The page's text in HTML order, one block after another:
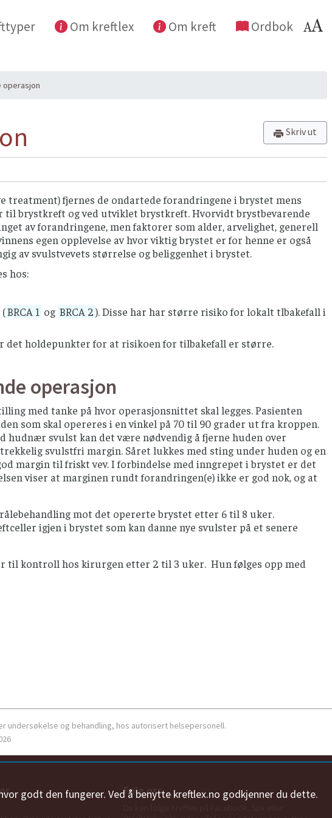
Om kreftlex Om kreft Ordbok
godt den fungerer. Ved å benytte kreftlex.no godkjenner du dette.
operasjon
Skriv ut
treatment) fjernes de ondartede forandringene i brystet mens
til brystkreft og ved utviklet brystkreft. Hvorvidt brystbevarende
av forandringene, men faktorer som alder, arvelighet, generell
egen opplevelse av hvor viktig brystet er for henne er også
av svulstvevets størrelse og beliggenhet i brystet.
hos:
BRCA 1 og BRCA 2). Disse har har større risiko for lokalt tlbakefall i
det holdepunkter for at risikoen for tilbakefall er større.
operasjon
med tanke på hvor operasjonsnittet skal legges. Pasienten
som skal opereres i en vinkel på 70 til 90 grader ut fra kroppen.
hudnær svulst kan det være nødvendig å fjerne huden over
svulstfri margin. Såret lukkes med sting under huden og en
margin til friskt vev. I forbindelse med inngrepet i brystet er det
viser at marginen rundt forandringen(e) ikke er god nok, og at
mot det opererte brystet etter 6 til 8 uker.
igjen i brystet som kan danne nye svulster på et senere
til kontroll hos kirurgen etter 2 til 3 uker. Hun følges opp med
undersøkelse og behandling, hos autorisert helsepersonell.
Følg oss